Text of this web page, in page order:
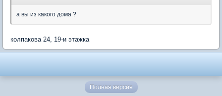
а вы из какого дома ?
колпакова 24, 19-и этажка
Полная версия